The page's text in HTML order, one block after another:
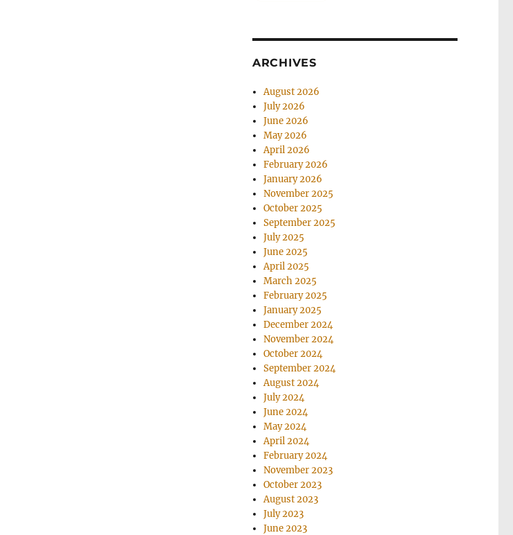
ARCHIVES
August 2026
July 2026
June 2026
May 2026
April 2026
February 2026
January 2026
November 2025
October 2025
September 2025
July 2025
June 2025
April 2025
March 2025
February 2025
January 2025
December 2024
November 2024
October 2024
September 2024
August 2024
July 2024
June 2024
May 2024
April 2024
February 2024
November 2023
October 2023
August 2023
July 2023
June 2023